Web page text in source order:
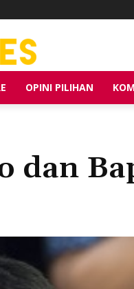
OPINI PILIHAN
dan